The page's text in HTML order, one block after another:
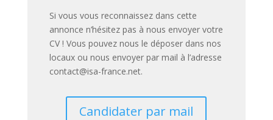
Si vous vous reconnaissez dans cette
annonce n’hésitez pas à nous envoyer votre
CV ! Vous pouvez nous le déposer dans nos
locaux ou nous envoyer par mail à l’adresse
contact@isa-france.net.
Candidater par mail